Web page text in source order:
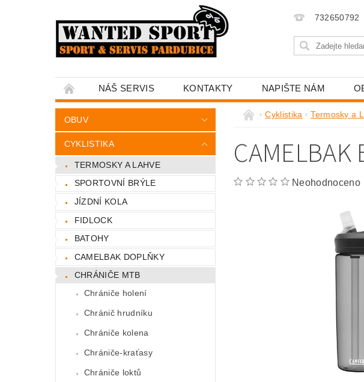
732650792
NÁŠ SERVIS KONTAKTY NAPIŠTE NÁM
OBUV
CYKLISTIKA
TERMOSKY A LAHVE
SPORTOVNÍ BRÝLE
JÍZDNÍ KOLA
FIDLOCK
BATOHY
CAMELBAK DOPLŇKY
CHRÁNIČE MTB
Chrániče holení
Chránič hrudníku
Chrániče kolena
Chrániče-kraťasy
Chrániče loktů
Cyklistika Termosky a
CAMELBAK
Neohodnoceno